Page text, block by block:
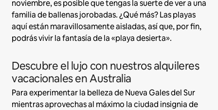
noviembre, es posible que tengas la suerte de ver a una
familia de ballenas jorobadas. ¿Qué más? Las playas
aquí están maravillosamente aisladas, así que, por fin,
podrás vivir la fantasía de la «playa desierta».
Descubre el lujo con nuestros alquileres
vacacionales en Australia
Para experimentar la belleza de Nueva Gales del Sur
mientras aprovechas al máximo la ciudad insignia de